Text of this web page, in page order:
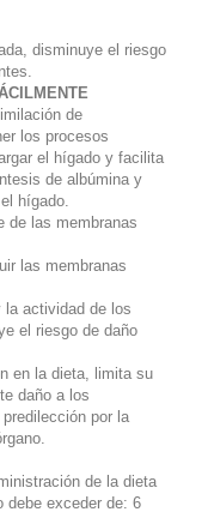
disminuye el riesgo
de
los procesos
el hígado y facilita
de albúmina y
hígado.
de las membranas
las membranas
la actividad de los
el riesgo de daño
en la dieta, limita su
daño a los
por la
de la dieta
debe exceder de: 6